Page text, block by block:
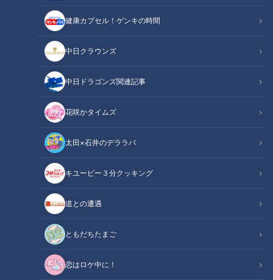
健康カプセル！ゲンキの時間
中日クラウンズ
中日ドラゴンズ関連記事
花咲かタイムズ
太田×石井のデララバ
キユーピー３分クッキング
道との遭遇
ともだちたまご
恋はロケ中に！
CBCテレビ『チャント！』教えマスター
この記事の画像